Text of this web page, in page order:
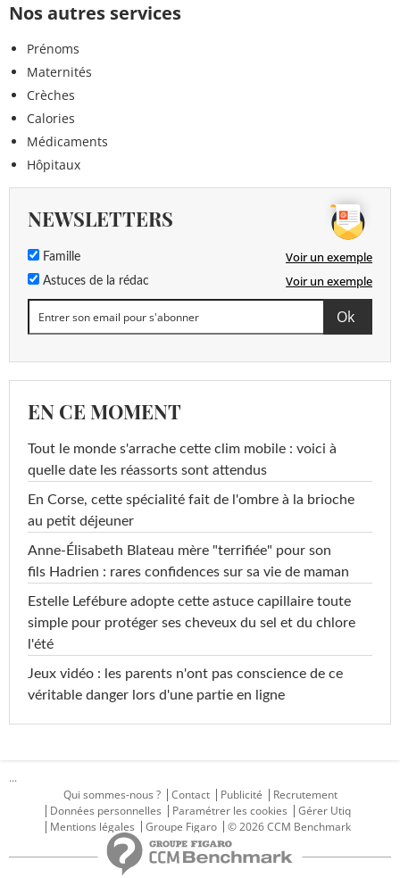
Nos autres services
Prénoms
Maternités
Crèches
Calories
Médicaments
Hôpitaux
NEWSLETTERS
Famille Voir un exemple
Astuces de la rédac Voir un exemple
EN CE MOMENT
Tout le monde s'arrache cette clim mobile : voici à
quelle date les réassorts sont attendus
En Corse, cette spécialité fait de l'ombre à la brioche
au petit déjeuner
Anne-Élisabeth Blateau mère "terrifiée" pour son
fils Hadrien : rares confidences sur sa vie de maman
Estelle Lefébure adopte cette astuce capillaire toute
simple pour protéger ses cheveux du sel et du chlore
l'été
Jeux vidéo : les parents n'ont pas conscience de ce
véritable danger lors d'une partie en ligne
...
Qui sommes-nous ?
Contact Publicité
Recrutement
Données personnelles
Paramétrer les cookies
Gérer Utiq
Mentions légales
Groupe Figaro © 2026 CCM Benchmark